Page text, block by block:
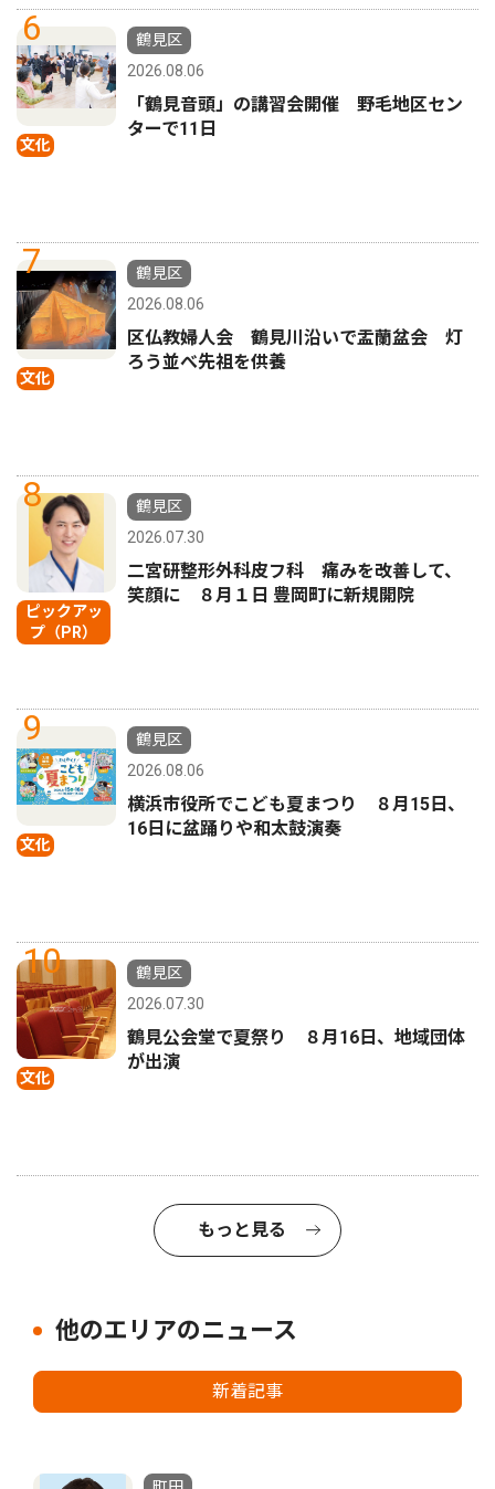
6
文化
鶴見区
2026.08.06
「鶴見音頭」の講習会開催 野毛地区セン
ターで11日
7
文化
鶴見区
2026.08.06
区仏教婦人会 鶴見川沿いで盂蘭盆会 灯
ろう並べ先祖を供養
8
ピックアッ
プ（PR）
鶴見区
2026.07.30
二宮研整形外科皮フ科 痛みを改善して、
笑顔に ８月１日 豊岡町に新規開院
9
文化
鶴見区
2026.08.06
横浜市役所でこども夏まつり ８月15日、
16日に盆踊りや和太鼓演奏
10
文化
鶴見区
2026.07.30
鶴見公会堂で夏祭り ８月16日、地域団体
が出演
もっと見る
他のエリアのニュース
新着記事